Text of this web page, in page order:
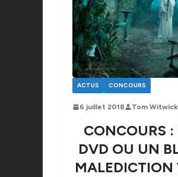
ACTUS CONCOURS
6 juillet 2018 Tom
CONCOURS
DVD OU UN
MALEDICTION